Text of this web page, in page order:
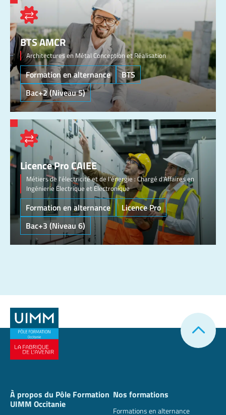
BTS AMCR
Architectures en Métal Conception et Réalisation
Formation en alternance
BTS
Bac+2 (Niveau 5)
Licence Pro CAIEE
Métiers de l'électricité et de l'énergie : Chargé d'Affaires en
Ingénierie Électrique et Électronique
Formation en alternance
Licence Pro
Bac+3 (Niveau 6)
À propos du Pôle Formation
UIMM Occitanie
Nos formations
Formations en alternance